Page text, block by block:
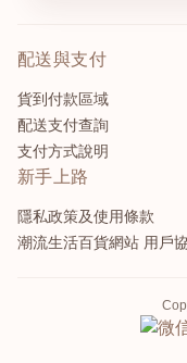
配送與支付
貨到付款區域
配送支付查詢
支付方式說明
新手上路
隱私政策及使用條款
潮流生活百貨網站 用戶